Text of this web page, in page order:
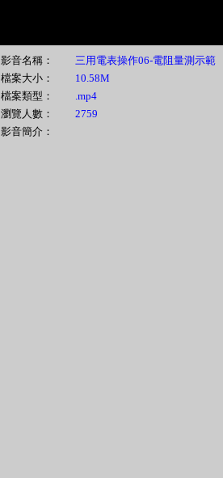
影音名稱：
三用電表操作06-電阻量測示範
檔案大小：
10.58M
檔案類型：
.mp4
瀏覽人數：
2759
影音簡介：